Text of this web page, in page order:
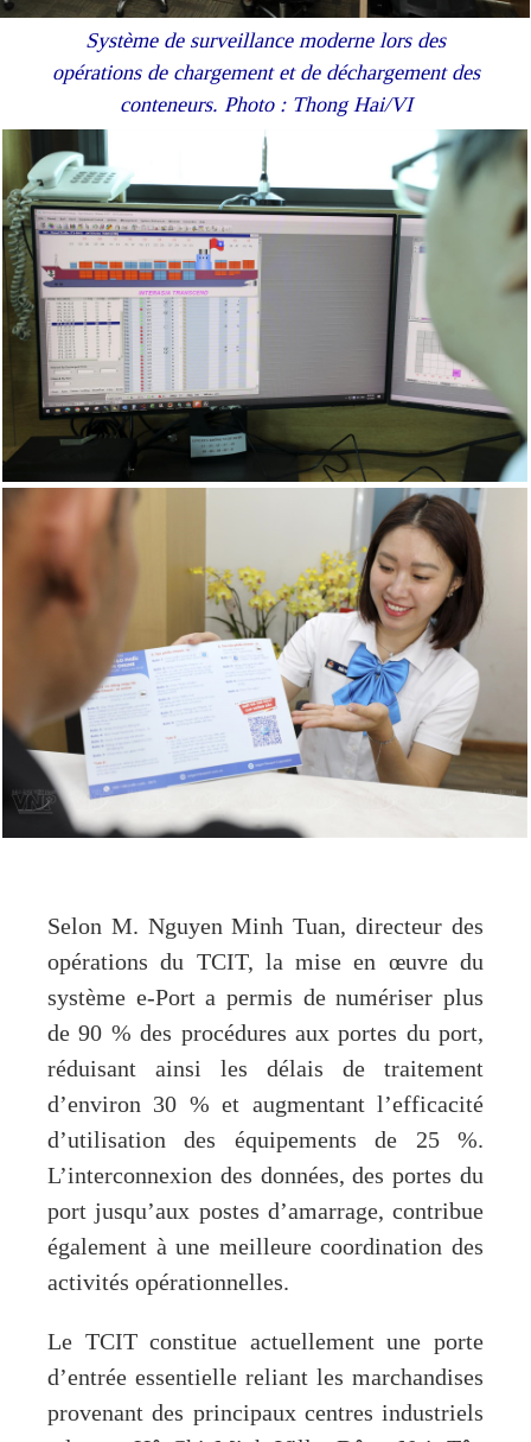
Système de surveillance moderne lors des
opérations de chargement et de déchargement des
conteneurs. Photo : Thong Hai/VI
Selon M. Nguyen Minh Tuan, directeur des
opérations du TCIT, la mise en œuvre du
système e-Port a permis de numériser plus
de 90 % des procédures aux portes du port,
réduisant ainsi les délais de traitement
d’environ 30 % et augmentant l’efficacité
d’utilisation des équipements de 25 %.
L’interconnexion des données, des portes du
port jusqu’aux postes d’amarrage, contribue
également à une meilleure coordination des
activités opérationnelles.
Le TCIT constitue actuellement une porte
d’entrée essentielle reliant les marchandises
provenant des principaux centres industriels